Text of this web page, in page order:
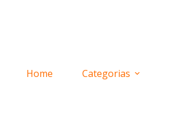
Home Categorias